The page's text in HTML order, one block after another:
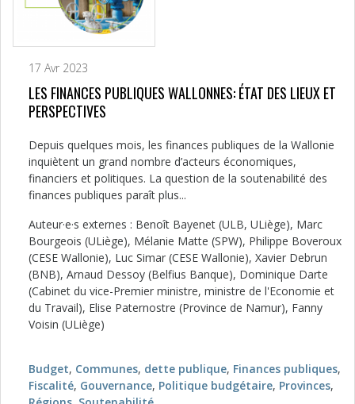
17 Avr 2023
LES FINANCES PUBLIQUES WALLONNES: ÉTAT DES LIEUX ET
PERSPECTIVES
Depuis quelques mois, les finances publiques de la Wallonie
inquiètent un grand nombre d’acteurs économiques,
financiers et politiques. La question de la soutenabilité des
finances publiques paraît plus...
Auteur·e·s externes : Benoît Bayenet (ULB, ULiège), Marc
Bourgeois (ULiège), Mélanie Matte (SPW), Philippe Boveroux
(CESE Wallonie), Luc Simar (CESE Wallonie), Xavier Debrun
(BNB), Arnaud Dessoy (Belfius Banque), Dominique Darte
(Cabinet du vice-Premier ministre, ministre de l'Economie et
du Travail), Elise Paternostre (Province de Namur), Fanny
Voisin (ULiège)
Budget, Communes, dette publique, Finances publiques,
Fiscalité, Gouvernance, Politique budgétaire, Provinces,